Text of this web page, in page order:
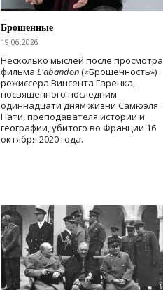
Брошенные
19.06.2026
Несколько мыслей после просмотра
фильма L'abandon(«Брошенность»)
режиссера Винсента Гаренка,
посвященного последним
одиннадцати дням жизни Самюэля
Пати, преподавателя истории и
географии, убитого во Франции 16
октября 2020 года.